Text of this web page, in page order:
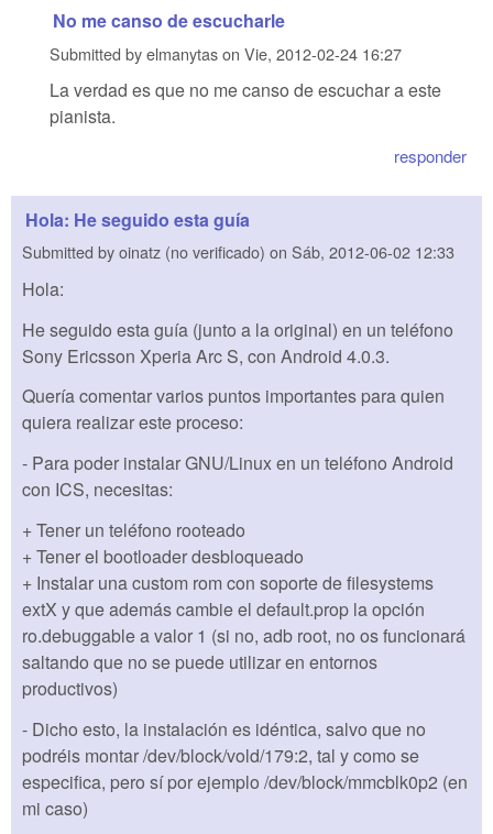
No me canso de escucharle
Submitted byelmanytason Vie, 2012-02-24 16:27
La verdad es que no me canso de escuchar a este
pianista.
responder
Hola: He seguido esta guía
Submitted byoinatz (no verificado) on Sáb, 2012-06-02 12:33
Hola:
He seguido esta guía (junto a la original) en un teléfono
Sony Ericsson Xperia Arc S, con Android 4.0.3.
Quería comentar varios puntos importantes para quien
quiera realizar este proceso:
- Para poder instalar GNU/Linux en un teléfono Android
con ICS, necesitas:
+ Tener un teléfono rooteado
+ Tener el bootloader desbloqueado
+ Instalar una custom rom con soporte de filesystems
extX y que además cambie el default.prop la opción
ro.debuggable a valor 1 (si no, adb root, no os funcionará
saltando que no se puede utilizar en entornos
productivos)
- Dicho esto, la instalación es idéntica, salvo que no
podréis montar /dev/block/vold/179:2, tal y como se
especifica, pero sí por ejemplo /dev/block/mmcblk0p2 (en
mi caso)